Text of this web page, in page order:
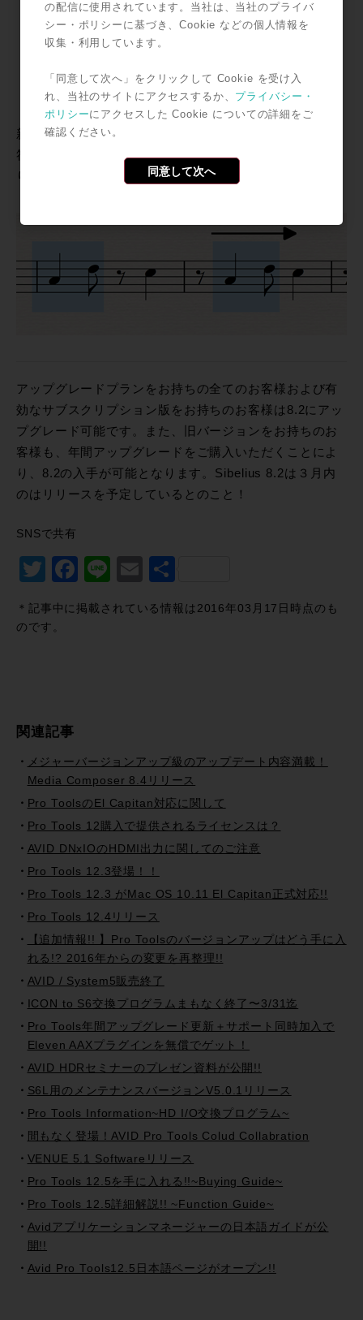
・音符や休符のスライド移動
新しいキーボードショートカットでより簡単に音符や休
符を前後に移動できるようになり、手動で楽譜を切り取
り＆貼り付けする時間を節約します。
アップグレードプランをお持ちの全てのお客様および有
効なサブスクリプション版をお持ちのお客様は8.2にアッ
プグレード可能です。また、旧バージョンをお持ちのお
客様も、年間アップグレードをご購入いただくことによ
り、8.2の入手が可能となります。Sibelius 8.2は３月内
のはリリースを予定しているとのこと！
SNSで共有
Twitter
Facebook
LineEmail
＊記事中に掲載されている情報は2016年03月17日時点のも
のです。
関連記事
メジャーバージョンアップ級のアップデート内容満載！
Media Composer 8.4リリース
Pro ToolsのEl Capitan対応に関して
Pro Tools 12購入で提供されるライセンスは？
AVID DNxIOのHDMI出力に関してのご注意
Pro Tools 12.3登場！！
Pro Tools 12.3 がMac OS 10.11 El Capitan正式対応!!
Pro Tools 12.4リリース
【追加情報!! 】Pro Toolsのバージョンアップはどう手に入
れる!? 2016年からの変更を再整理!!
AVID / System5販売終了
ICON to S6交換プログラムまもなく終了〜3/31迄
Pro Tools年間アップグレード更新＋サポート同時加入で
Eleven AAXプラグインを無償でゲット！
AVID HDRセミナーのプレゼン資料が公開!!
S6L用のメンテナンスバージョンV5.0.1リリース
Pro Tools Information~HD I/O交換プログラム~
間もなく登場！AVID Pro Tools Colud Collabration
VENUE 5.1 Softwareリリース
Pro Tools 12.5を手に入れる!!~Buying Guide~
Pro Tools 12.5詳細解説!! ~Function Guide~
Avidアプリケーションマネージャーの日本語ガイドが公
開!!
Avid Pro Tools12.5日本語ページがオープン!!
の配信に使用されています。当社は、当社のプライバ
シー・ポリシーに基づき、Cookie などの個人情報を
収集・利用しています。
「同意して次へ」をクリックして Cookie を受け入
れ、当社のサイトにアクセスするか、 プライバシー・
ポリシーにアクセスした Cookie についての詳細をご
確認ください。
同意して次へ